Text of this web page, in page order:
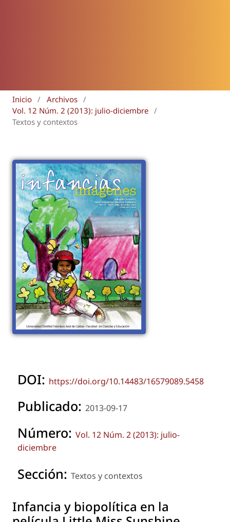
Inicio / Archivos /
Vol. 12 Núm. 2 (2013): julio-diciembre /
Textos y contextos
DOI: https://doi.org/10.14483/16579089.5458
Publicado: 2013-09-17
Número: Vol. 12 Núm. 2 (2013): julio-
diciembre
Sección: Textos y contextos
Infancia y biopolítica en la